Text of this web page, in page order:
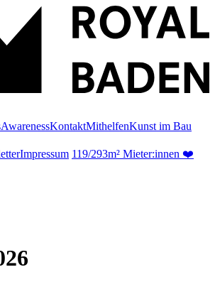
AwarenessKontaktMithelfenKunst im Bau
Impressum 119/293m² Mieter:innen ❤️